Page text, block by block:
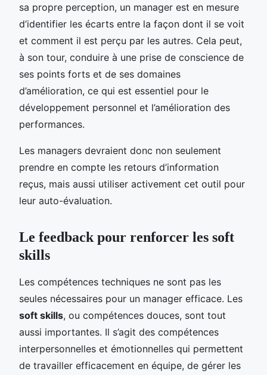
sa propre perception, un manager est en mesure
d’identifier les écarts entre la façon dont il se voit
et comment il est perçu par les autres. Cela peut,
à son tour, conduire à une prise de conscience de
ses points forts et de ses domaines
d’amélioration, ce qui est essentiel pour le
développement personnel et l’amélioration des
performances.
Les managers devraient donc non seulement
prendre en compte les retours d’information
reçus, mais aussi utiliser activement cet outil pour
leur auto-évaluation.
Le feedback pour renforcer les soft
skills
Les compétences techniques ne sont pas les
seules nécessaires pour un manager efficace. Les
soft skills, ou compétences douces, sont tout
aussi importantes. Il s’agit des compétences
interpersonnelles et émotionnelles qui permettent
de travailler efficacement en équipe, de gérer les